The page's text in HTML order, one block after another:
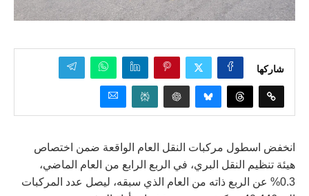
شاركها
انخفض اسطول مركبات النقل العام الواقعة ضمن اختصاص
هيئة تنظيم النقل البري، في الربع الرابع من العام الماضي،
0.3% عن الربع ذاته من العام الذي سبقه، ليصل عدد المركبات